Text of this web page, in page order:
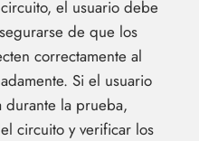
el usuario debe
de que los
correctamente al
Si el usuario
la prueba,
circuito y verificar los